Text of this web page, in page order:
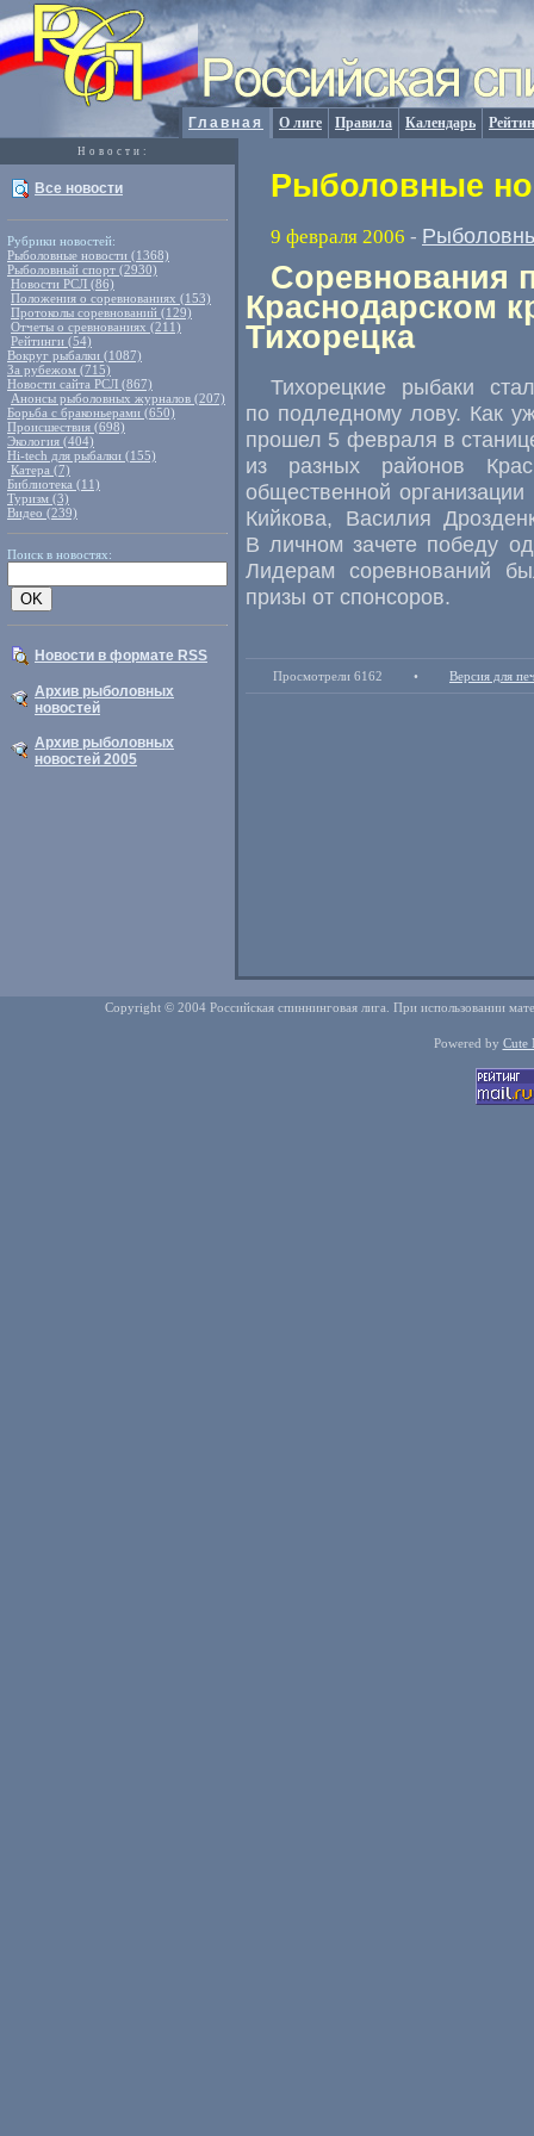
Главная О лиге Правила Календарь
Новости:
Все новости
Рубрики новостей:
Рыболовные новости (1368)
Рыболовный спорт (2930)
Новости РСЛ (86)
Положения о соревнованиях (153)
Протоколы соревнований (129)
Отчеты о сревнованиях (211)
Рейтинги (54)
Вокруг рыбалки (1087)
За рубежом (715)
Новости сайта РСЛ (867)
Анонсы рыболовных журналов (207)
Борьба с браконьерами (650)
Происшествия (698)
Экология (404)
Hi-tech для рыбалки (155)
Катера (7)
Библиотека (11)
Туризм (3)
Видео (239)
Поиск в новостях:
Новости в формате RSS
Архив рыболовных
новостей
Архив рыболовных
новостей 2005
Рыболовные
9 февраля 2006 -
Соревнования
Краснодарском
Тихорецка
Тихорецкие рыбаки
по подледному лову. Как
прошел 5 февраля в
из разных районов
общественной
Кийкова, Василия
В личном зачете победу
Лидерам соревнований
призы от спонсоров.
Просмотрели 6162 • Версия для
Copyright © 2004 Российская спиннинговая лига. При использовании
Powered by Cute